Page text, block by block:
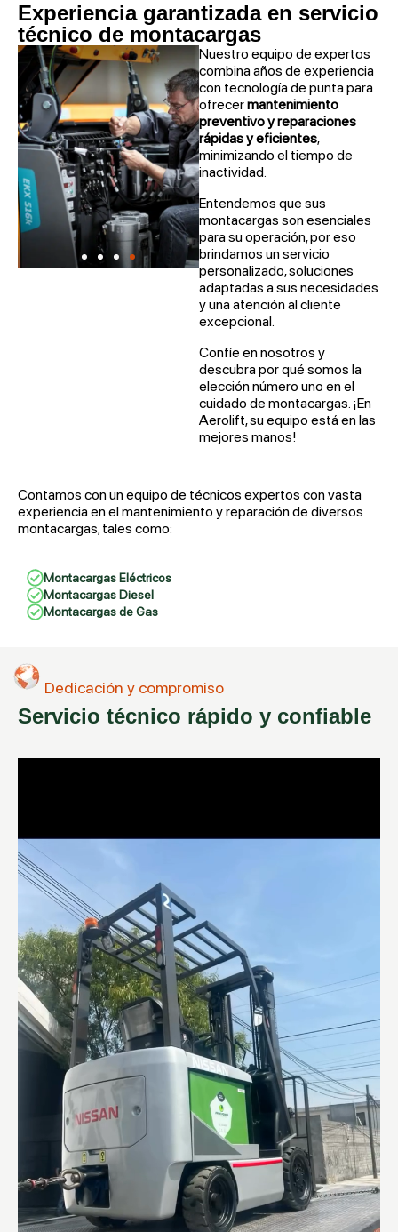
Experiencia garantizada en servicio
técnico de montacargas
Nuestro equipo de expertos
combina años de experiencia
con tecnología de punta para
ofrecermantenimiento
preventivo y reparaciones
rápidas y eficientes,
minimizando el tiempo de
inactividad.
Entendemos que sus
montacargas son esenciales
para su operación, por eso
brindamos un servicio
personalizado, soluciones
adaptadas a sus necesidades
y una atención al cliente
excepcional.
Confíe en nosotros y
descubra por qué somos la
elección número uno en el
cuidado de montacargas. ¡En
Aerolift, su equipo está en las
mejores manos!
Contamos con un equipo de técnicos expertos con vasta
experiencia en el mantenimiento y reparación de diversos
montacargas, tales como:
Montacargas Eléctricos
Montacargas Diesel
Montacargas de Gas
Dedicación y compromiso
Servicio técnico rápido y confiable